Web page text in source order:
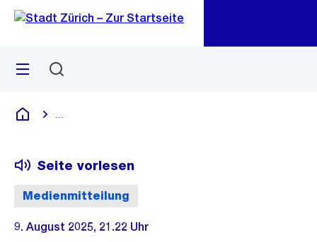
Navigation
Sprunglink
Menü
Deutsch
Medienmitteilung
Seite vorlesen
9. August 2025, 21.22 Uhr